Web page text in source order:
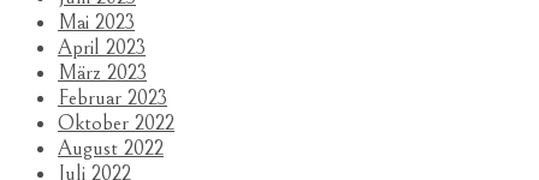
Mai 2023
April 2023
März 2023
Februar 2023
Oktober 2022
August 2022
Juli 2022